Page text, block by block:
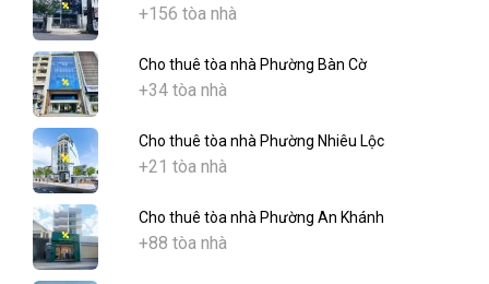
+156 tòa nhà
Cho thuê tòa nhà Phường Bàn Cờ
+34 tòa nhà
Cho thuê tòa nhà Phường Nhiêu Lộc
+21 tòa nhà
Cho thuê tòa nhà Phường An Khánh
+88 tòa nhà